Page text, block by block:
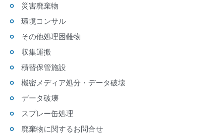
災害廃棄物
環境コンサル
その他処理困難物
収集運搬
積替保管施設
機密メディア処分・データ破壊
データ破壊
スプレー缶処理
廃棄物に関するお問合せ